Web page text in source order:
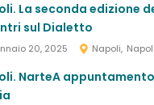
La seconda edizione
sul Dialetto
20, 2025 Napoli Napoli
NarteA